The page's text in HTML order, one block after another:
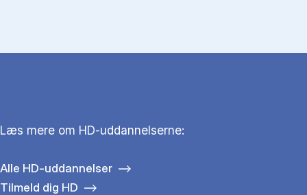
Læs mere om HD-uddannelserne:
Alle HD-uddannelser
Tilmeld dig HD